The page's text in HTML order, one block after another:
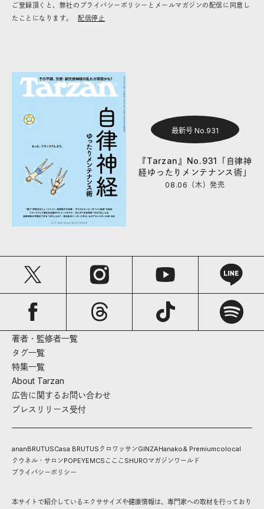
ご登録頂くと、弊社のプライバシーポリシーとメールマガジンの配信に同意し
たことになります。
配信停止
最新号 No.931
『Tarzan』No.931「自律神
経ゆったりメンテナンス術」
08.06（木）発売
著者・監修者一覧
タグ一覧
特集一覧
About Tarzan
広告に関するお問い合わせ
プレスリリース受付
ananBRUTUSCasa BRUTUS クロワッサンGINZAHanako& Premiumcolocal
クウネル・サロンPOPEYEMCS こここ SHUROマガジンワールド
プライバシーポリシー
本サイトで紹介しているエクササイズや健康情報は、専門家への取材を行っており